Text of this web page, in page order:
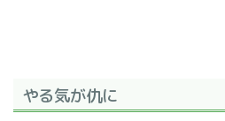
やる気が仇に